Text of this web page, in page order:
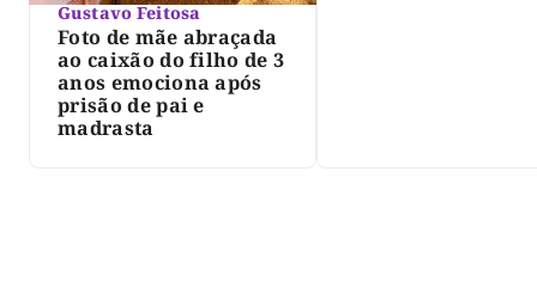
Gustavo Feitosa
Foto de mãe abraçada
ao caixão do filho de 3
anos emociona após
prisão de pai e
madrasta